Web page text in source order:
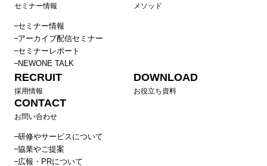
セミナー情報
セミナー情報
アーカイブ配信セミナー
セミナーレポート
NEWONE TALK
メソッド
RECRUIT
採用情報
DOWNLOAD
お役立ち資料
CONTACT
お問い合わせ
研修やサービスについて
協業やご提案
広報・PRについて